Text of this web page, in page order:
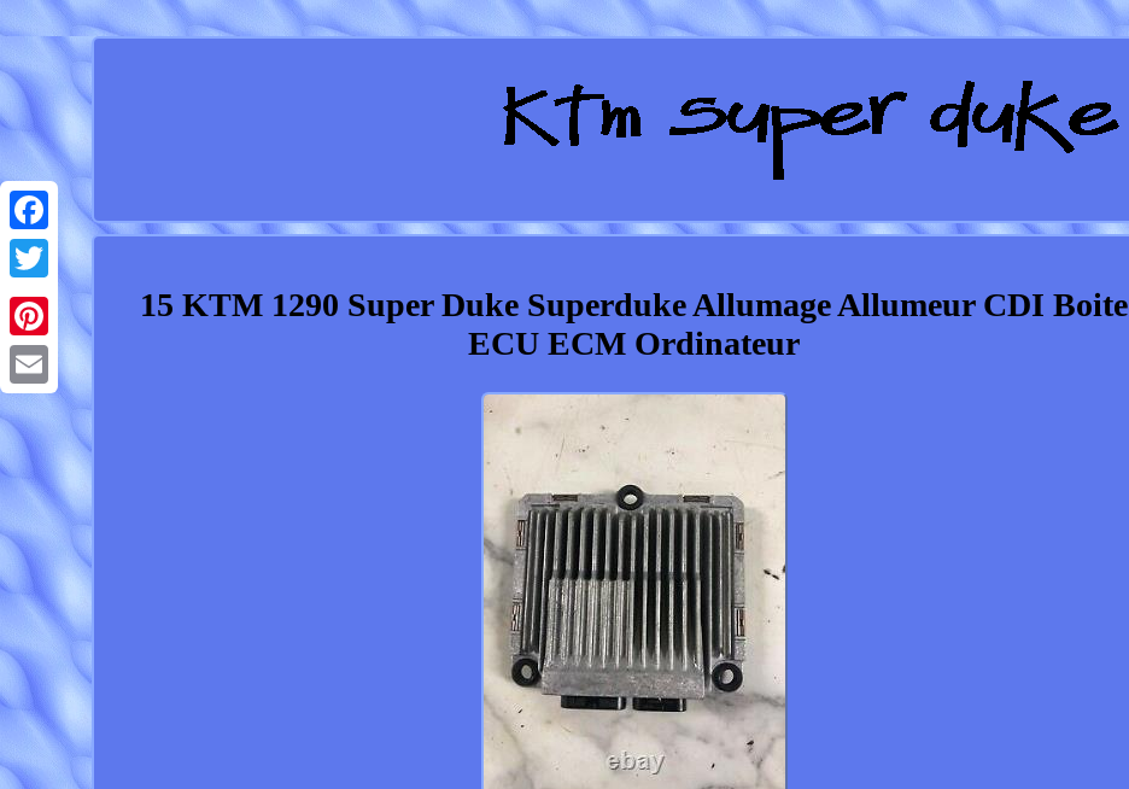
Facebook
Twitter
Pinterest
Email
15 KTM 1290 Super Duke Superduke Allumage Allumeur CDI Boite
ECU ECM Ordinateur